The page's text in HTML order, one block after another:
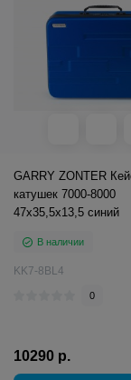
GARRY ZONTER
катушек 7000-8000
47x35,5x13,5 синий
В наличии
KK7-8BL4
0
10290 р.